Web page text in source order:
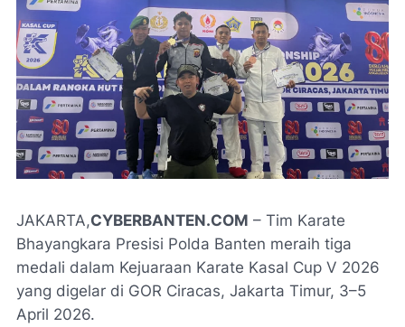
JAKARTA,CYBERBANTEN.COM – Tim Karate
Bhayangkara Presisi Polda Banten meraih tiga
medali dalam Kejuaraan Karate Kasal Cup V 2026
yang digelar di GOR Ciracas, Jakarta Timur, 3–5
April 2026.